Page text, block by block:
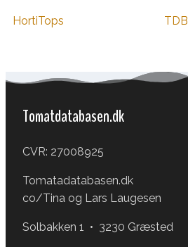
HortiTops TDB
Tomatdatabasen.dk
CVR: 27008925
Tomatadatabasen.dk
co/Tina og Lars Laugesen
Solbakken 1 • 3230 Græsted